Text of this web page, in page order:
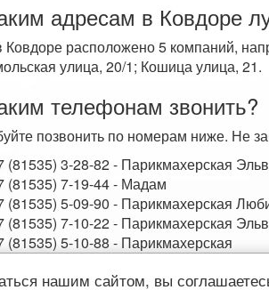
адресам в Ковдоре
Ковдоре расположено 5 компаний,
улица, 20/1; Кошица улица, 21.
телефонам звонить?
позвонить по номерам ниже. Не
(81535) 3-28-82 - Парикмахерская
(81535) 7-19-44 - Мадам
(81535) 5-09-90 - Парикмахерская
(81535) 7-10-22 - Парикмахерская
(81535) 5-10-88 - Парикмахерская
нашим сайтом, вы